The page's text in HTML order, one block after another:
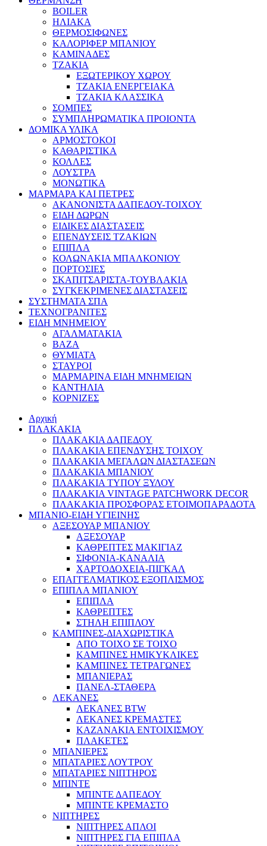
BOILER
ΗΛΙΑΚΑ
ΘΕΡΜΟΣΙΦΩΝΕΣ
ΚΑΛΟΡΙΦΕΡ ΜΠΑΝΙΟΥ
ΚΑΜΙΝΑΔΕΣ
ΤΖΑΚΙΑ
ΕΞΩΤΕΡΙΚΟΥ ΧΩΡΟΥ
ΤΖΑΚΙΑ ΕΝΕΡΓΕΙΑΚΑ
ΤΖΑΚΙΑ ΚΛΑΣΣΙΚΑ
ΣΟΜΠΕΣ
ΣΥΜΠΛΗΡΩΜΑΤΙΚΑ ΠΡΟΙΟΝΤΑ
ΔΟΜΙΚΑ ΥΛΙΚΑ
ΑΡΜΟΣΤΟΚΟΙ
ΚΑΘΑΡΙΣΤΙΚΑ
ΚΟΛΛΕΣ
ΛΟΥΣΤΡΑ
ΜΟΝΩΤΙΚΑ
ΜΑΡΜΑΡΑ ΚΑΙ ΠΕΤΡΕΣ
ΑΚΑΝΟΝΙΣΤΑ ΔΑΠΕΔΟΥ-ΤΟΙΧΟΥ
ΕΙΔΗ ΔΩΡΩΝ
ΕΙΔΙΚΕΣ ΔΙΑΣΤΑΣΕΙΣ
ΕΠΕΝΔΥΣΕΙΣ ΤΖΑΚΙΩΝ
ΕΠΙΠΛΑ
ΚΟΛΩΝΑΚΙΑ ΜΠΑΛΚΟΝΙΟΥ
ΠΟΡΤΟΣΙΕΣ
ΣΚΑΠΙΤΣΑΡΙΣΤΑ-ΤΟΥΒΛΑΚΙΑ
ΣΥΓΚΕΚΡΙΜΕΝΕΣ ΔΙΑΣΤΑΣΕΙΣ
ΣΥΣΤΗΜΑΤΑ ΣΠΑ
ΤΕΧΝΟΓΡΑΝΙΤΕΣ
ΕΙΔΗ ΜΝΗΜΕΙΟΥ
ΑΓΑΛΜΑΤΑΚΙΑ
ΒΑΖΑ
ΘΥΜΙΑΤΑ
ΣΤΑΥΡΟΙ
ΜΑΡΜΑΡΙΝΑ ΕΙΔΗ ΜΝΗΜΕΙΩΝ
ΚΑΝΤΗΛΙΑ
ΚΟΡΝΙΖΕΣ
Αρχική
ΠΛΑΚΑΚΙΑ
ΠΛΑΚΑΚΙΑ ΔΑΠΕΔΟΥ
ΠΛΑΚΑΚΙΑ ΕΠΕΝΔΥΣΗΣ ΤΟΙΧΟΥ
ΠΛΑΚΑΚΙΑ ΜΕΓΑΛΩΝ ΔΙΑΣΤΑΣΕΩΝ
ΠΛΑΚΑΚΙΑ ΜΠΑΝΙΟΥ
ΠΛΑΚΑΚΙΑ ΤΥΠΟΥ ΞΥΛΟΥ
ΠΛΑΚΑΚΙΑ VINTAGE PATCHWORK DECOR
ΠΛΑΚΑΚΙΑ ΠΡΟΣΦΟΡΑΣ ΕΤΟΙΜΟΠΑΡΑΔΟΤΑ
ΜΠΑΝΙΟ-ΕΙΔΗ ΥΓΙΕΙΝΗΣ
ΑΞΕΣΟΥΑΡ ΜΠΑΝΙΟΥ
ΑΞΕΣΟΥΑΡ
ΚΑΘΡΕΠΤΕΣ ΜΑΚΙΓΙΑΖ
ΣΙΦΟΝΙΑ-ΚΑΝΑΛΙΑ
ΧΑΡΤΟΔΟΧΕΙΑ-ΠΙΓΚΑΛ
ΕΠΑΓΓΕΛΜΑΤΙΚΟΣ ΕΞΟΠΛΙΣΜΟΣ
ΕΠΙΠΛΑ ΜΠΑΝΙΟΥ
ΕΠΙΠΛΑ
ΚΑΘΡΕΠΤΕΣ
ΣΤΗΛΗ ΕΠΙΠΛΟΥ
ΚΑΜΠΙΝΕΣ-ΔΙΑΧΩΡΙΣΤΙΚΑ
ΑΠΟ ΤΟΙΧΟ ΣΕ ΤΟΙΧΟ
ΚΑΜΠΙΝΕΣ ΗΜΙΚΥΚΛΙΚΕΣ
ΚΑΜΠΙΝΕΣ ΤΕΤΡΑΓΩΝΕΣ
ΜΠΑΝΙΕΡΑΣ
ΠΑΝΕΛ-ΣΤΑΘΕΡΑ
ΛΕΚΑΝΕΣ
ΛΕΚΑΝΕΣ BTW
ΛΕΚΑΝΕΣ ΚΡΕΜΑΣΤΕΣ
ΚΑΖΑΝΑΚΙΑ ΕΝΤΟΙΧΙΣΜΟΥ
ΠΛΑΚΕΤΕΣ
ΜΠΑΝΙΕΡΕΣ
ΜΠΑΤΑΡΙΕΣ ΛΟΥΤΡΟΥ
ΜΠΑΤΑΡΙΕΣ ΝΙΠΤΗΡΟΣ
ΜΠΙΝΤΕ
ΜΠΙΝΤΕ ΔΑΠΕΔΟΥ
ΜΠΙΝΤΕ ΚΡΕΜΑΣΤΟ
ΝΙΠΤΗΡΕΣ
ΝΙΠΤΗΡΕΣ ΑΠΛΟΙ
ΝΙΠΤΗΡΕΣ ΓΙΑ ΕΠΙΠΛΑ